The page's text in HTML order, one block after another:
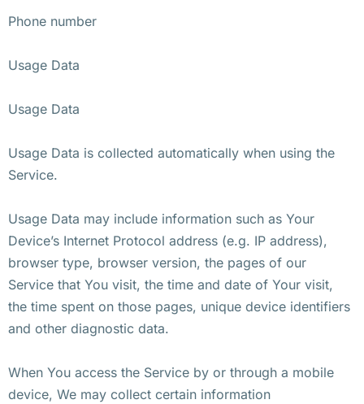
Phone number
Usage Data
Usage Data
Usage Data is collected automatically when using the
Service.
Usage Data may include information such as Your
Device’s Internet Protocol address (e.g. IP address),
browser type, browser version, the pages of our
Service that You visit, the time and date of Your visit,
the time spent on those pages, unique device identifiers
and other diagnostic data.
When You access the Service by or through a mobile
device, We may collect certain information